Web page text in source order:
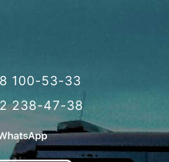
100-53-33
238-47-38